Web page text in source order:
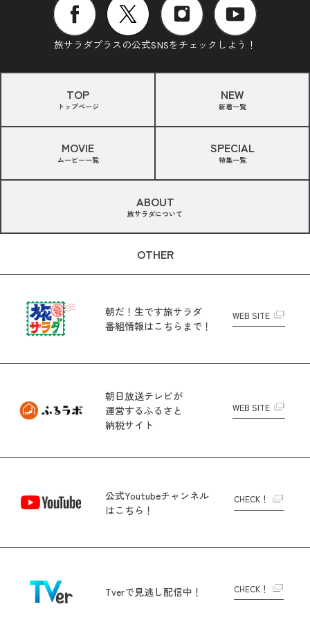
旅サラダプラスの公式SNSをチェックしよう！
TOP
トップページ
NEW
新着一覧
MOVIE
ムービー一覧
SPECIAL
特集一覧
ABOUT
旅サラダについて
OTHER
朝だ！生です旅サラダ
番組情報はこちらまで！
WEB SITE
朝日放送テレビが
運営するふるさと
納税サイト
WEB SITE
公式Youtubeチャンネル
はこちら！
CHECK！
Tverで見逃し配信中！ CHECK！